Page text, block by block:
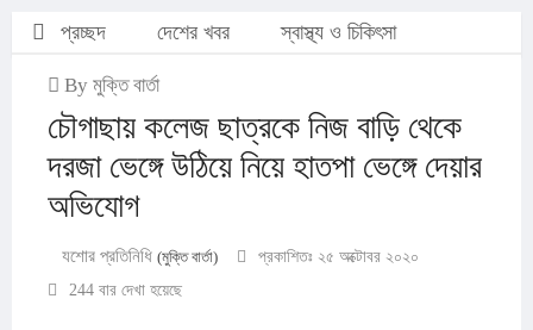
প্রচ্ছদ দেশের খবর স্বাস্থ্য ও চিকিৎসা
By মুক্তি বার্তা
চৌগাছায় কলেজ ছাত্রকে নিজ বাড়ি থেকে
দরজা ভেঙ্গে উঠিয়ে নিয়ে হাতপা ভেঙ্গে দেয়ার
অভিযোগ
যশোর প্রতিনিধি (মুক্তি বার্তা)
প্রকাশিতঃ ২৫ অক্টোবর ২০২০
244 বার দেখা হয়েছে